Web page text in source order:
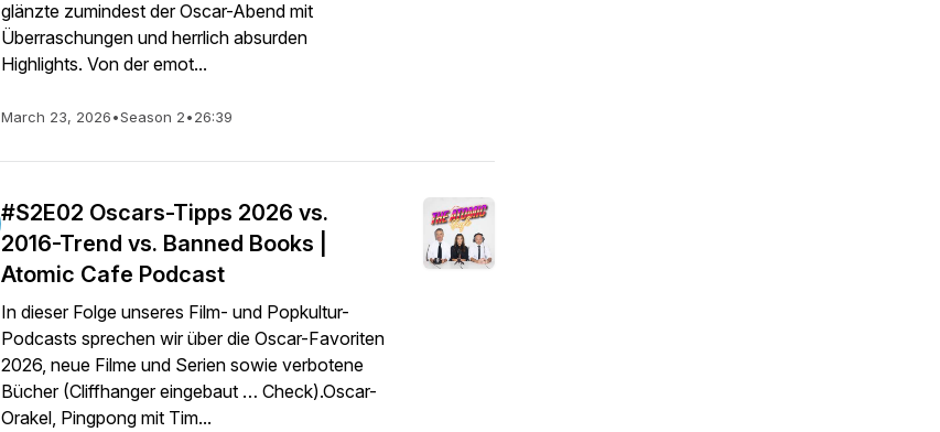
glänzte zumindest der Oscar-Abend mit
Überraschungen und herrlich absurden
Highlights. Von der emot...
March 23, 2026•Season 2•26:39
#S2E02 Oscars-Tipps 2026 vs.
2016-Trend vs. Banned Books |
Atomic Cafe Podcast
In dieser Folge unseres Film- und Popkultur-
Podcasts sprechen wir über die Oscar-Favoriten
2026, neue Filme und Serien sowie verbotene
Bücher (Cliffhanger eingebaut … Check).Oscar-
Orakel, Pingpong mit Tim...